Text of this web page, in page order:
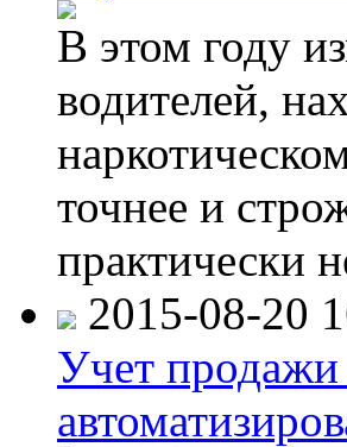
В этом году
водителей,
точнее и
практически
2015-08-20
Учет продажи